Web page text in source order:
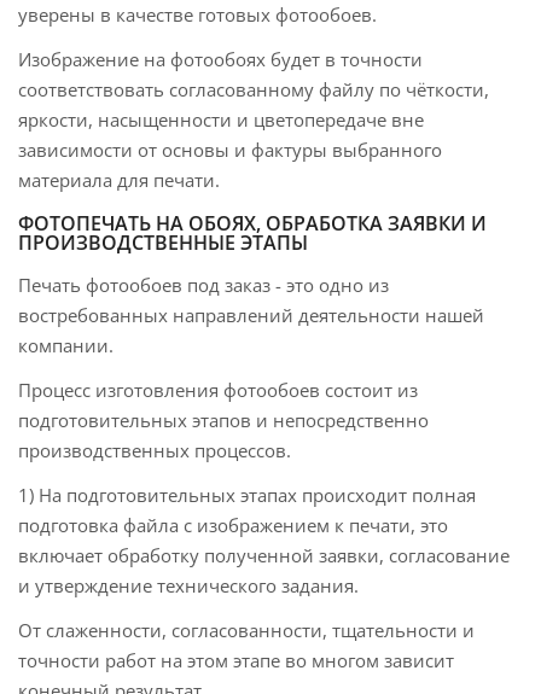
уверены в качестве готовых фотообоев.
Изображение на фотообоях будет в точности
соответствовать согласованному файлу по чёткости,
яркости, насыщенности и цветопередаче вне
зависимости от основы и фактуры выбранного
материала для печати.
ФОТОПЕЧАТЬ НА ОБОЯХ, ОБРАБОТКА ЗАЯВКИ И
ПРОИЗВОДСТВЕННЫЕ ЭТАПЫ
Печать фотообоев под заказ - это одно из
востребованных направлений деятельности нашей
компании.
Процесс изготовления фотообоев состоит из
подготовительных этапов и непосредственно
производственных процессов.
1) На подготовительных этапах происходит полная
подготовка файла с изображением к печати, это
включает обработку полученной заявки, согласование
и утверждение технического задания.
От слаженности, согласованности, тщательности и
точности работ на этом этапе во многом зависит